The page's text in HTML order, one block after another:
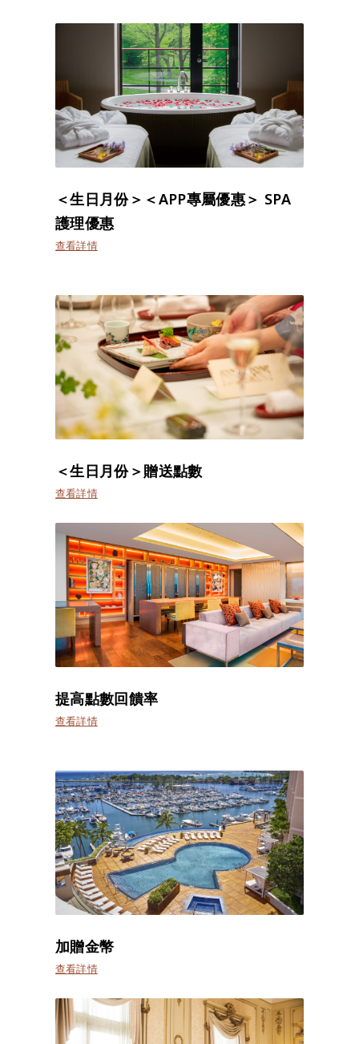
＜生日月份＞＜APP專屬優惠＞ SPA
護理優惠
查看詳情
＜生日月份＞贈送點數
查看詳情
提高點數回饋率
查看詳情
加贈金幣
查看詳情